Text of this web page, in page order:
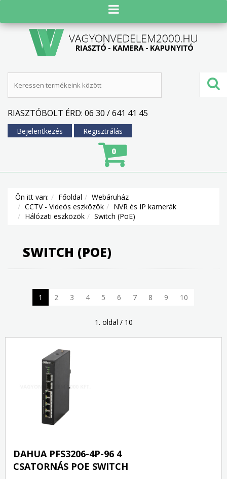
RIASZTÓBOLT ÉRD: 06 30 / 641 41 45
Bejelentkezés Regisztrálás
0
Ön itt van: Főoldal
Webáruház
CCTV - Videós eszközök
NVR és IP kamerák
Hálózati eszközök
Switch (PoE)
SWITCH (POE)
1 2 3 4 5 6 7 8 9 10
1. oldal / 10
DAHUA PFS3206-4P-96 4
CSATORNÁS POE SWITCH